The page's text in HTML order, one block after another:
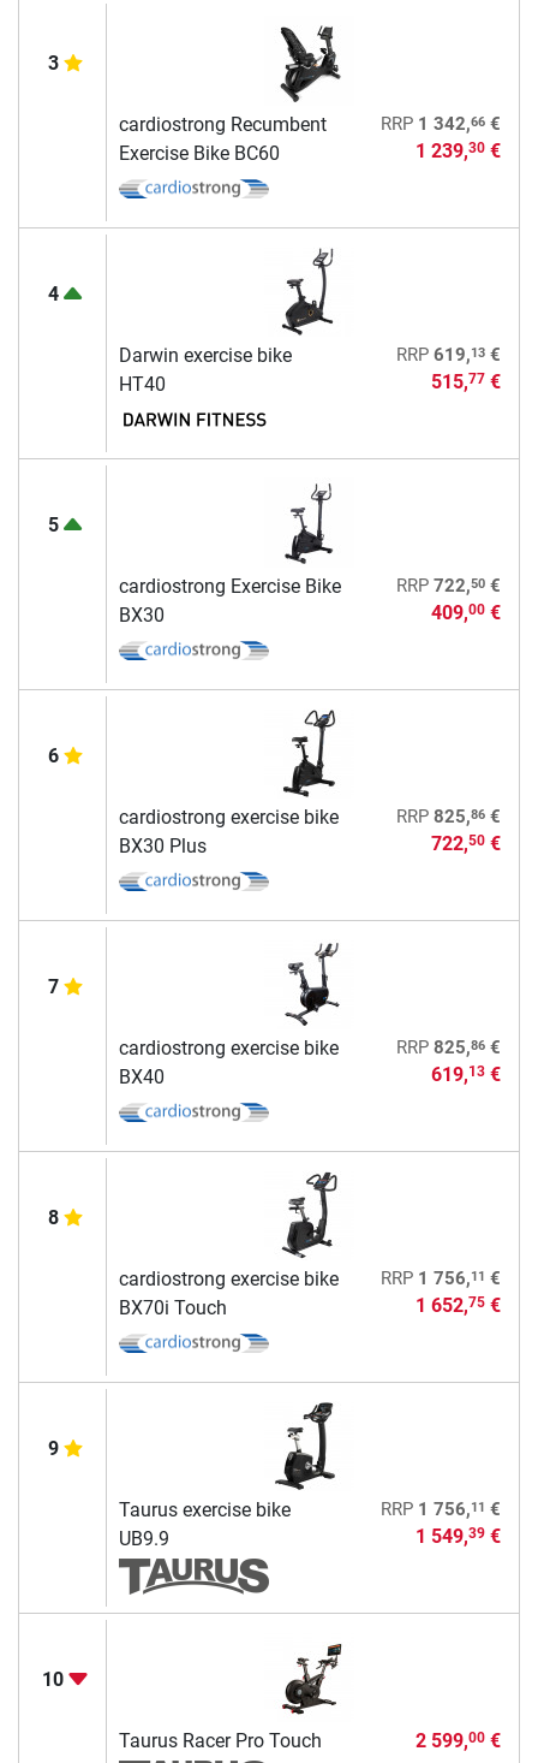
3
cardiostrong Recumbent
Exercise Bike BC60
RRP 1 342,66€
1 239,30€
4
Darwin exercise bike
HT40
RRP 619,13€
515,77€
5
cardiostrong Exercise Bike
BX30
RRP 722,50€
409,00€
6
cardiostrong exercise bike
BX30 Plus
RRP 825,86€
722,50€
7
cardiostrong exercise bike
BX40
RRP 825,86€
619,13€
8
cardiostrong exercise bike
BX70i Touch
RRP 1 756,11 €
1 652,75€
9
Taurus exercise bike
UB9.9
RRP 1 756,11 €
1 549,39€
10
Taurus Racer Pro Touch 2 599,00€